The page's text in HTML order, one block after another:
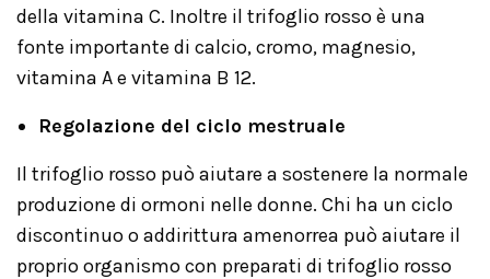
della vitamina C. Inoltre il trifoglio rosso è una
fonte importante di calcio, cromo, magnesio,
vitamina A e vitamina B 12.
Regolazione del ciclo mestruale
Il trifoglio rosso può aiutare a sostenere la normale
produzione di ormoni nelle donne. Chi ha un ciclo
discontinuo o addirittura amenorrea può aiutare il
proprio organismo con preparati di trifoglio rosso